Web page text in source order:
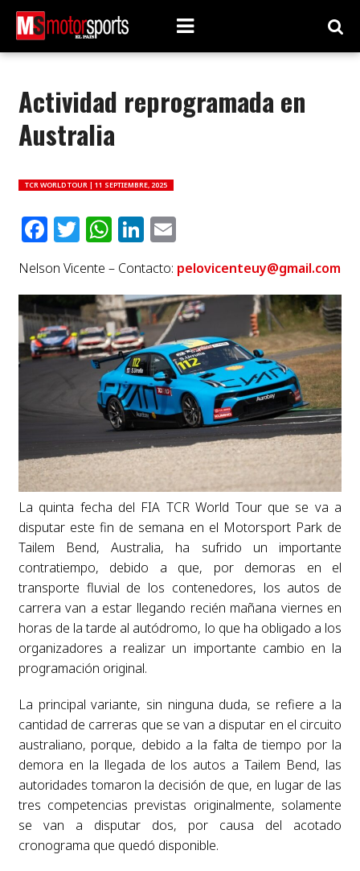
Actividad reprogramada en
Australia
TCR WORLD TOUR | 11 SEPTIEMBRE, 2025
Facebook
Twitter
WhatsApp
LinkedIn
Email
Nelson Vicente – Contacto: pelovicenteuy@gmail.com
La quinta fecha del FIA TCR World Tour que se va a
disputar este fin de semana en el Motorsport Park de
Tailem Bend, Australia, ha sufrido un importante
contratiempo, debido a que, por demoras en el
transporte fluvial de los contenedores, los autos de
carrera van a estar llegando recién mañana viernes en
horas de la tarde al autódromo, lo que ha obligado a los
organizadores a realizar un importante cambio en la
programación original.
La principal variante, sin ninguna duda, se refiere a la
cantidad de carreras que se van a disputar en el circuito
australiano, porque, debido a la falta de tiempo por la
demora en la llegada de los autos a Tailem Bend, las
autoridades tomaron la decisión de que, en lugar de las
tres competencias previstas originalmente, solamente
se van a disputar dos, por causa del acotado
cronograma que quedó disponible.